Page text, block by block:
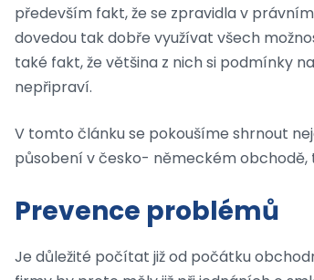
především fakt, že se zpravidla v
dovedou tak dobře využívat všech
také fakt, že většina z nich si podmínky
nepřipraví.
V tomto článku se pokoušíme shrnout
působení v česko- německém obchodě,
Prevence problémů
Je důležité počítat již od počátku